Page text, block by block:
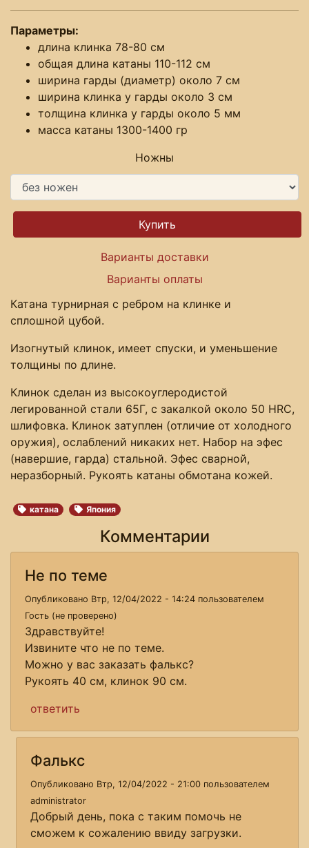
Параметры:
длина клинка 78-80 см
общая длина катаны 110-112 см
ширина гарды (диаметр) около 7 см
ширина клинка у гарды около 3 см
толщина клинка у гарды около 5 мм
масса катаны 1300-1400 гр
Ножны
Варианты доставки
Варианты оплаты
Катана турнирная с ребром на клинке и
сплошной цубой.
Изогнутый клинок, имеет спуски, и уменьшение
толщины по длине.
Клинок сделан из высокоуглеродистой
легированной стали 65Г, с закалкой около 50 HRC,
шлифовка. Клинок затуплен (отличие от холодного
оружия), ослаблений никаких нет. Набор на эфес
(навершие, гарда) стальной. Эфес сварной,
неразборный. Рукоять катаны обмотана кожей.
катана Япония
Комментарии
Не по теме
Опубликовано Втр, 12/04/2022 - 14:24 пользователем
Гость (не проверено)
Здравствуйте!
Извините что не по теме.
Можно у вас заказать фалькс?
Рукоять 40 см, клинок 90 см.
ответить
Фалькс
Опубликовано Втр, 12/04/2022 - 21:00 пользователем
administrator
Добрый день, пока с таким помочь не
сможем к сожалению ввиду загрузки.